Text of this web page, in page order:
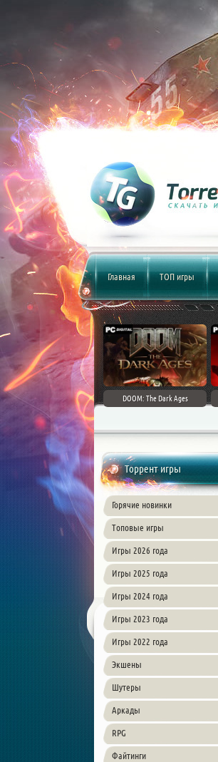
Главная ТОП игры
DOOM: The Dark Ages
Торрент игры
Горячие новинки
Топовые игры
Игры 2026 года
Игры 2025 года
Игры 2024 года
Игры 2023 года
Игры 2022 года
Экшены
Шутеры
Аркады
RPG
Файтинги